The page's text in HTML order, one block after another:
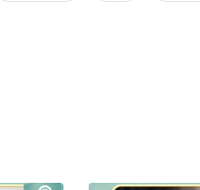
配件推薦精品